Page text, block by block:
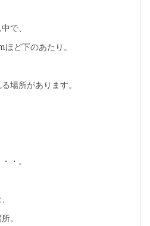
で、
ど下のあたり。
場所があります。
・。
。